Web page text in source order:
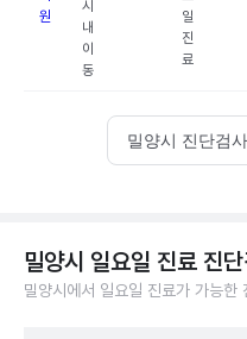
원
시
내
이
동
일
진
료
밀양시 진단검
밀양시 일요일 진료 진
밀양시에서 일요일 진료가 가능한